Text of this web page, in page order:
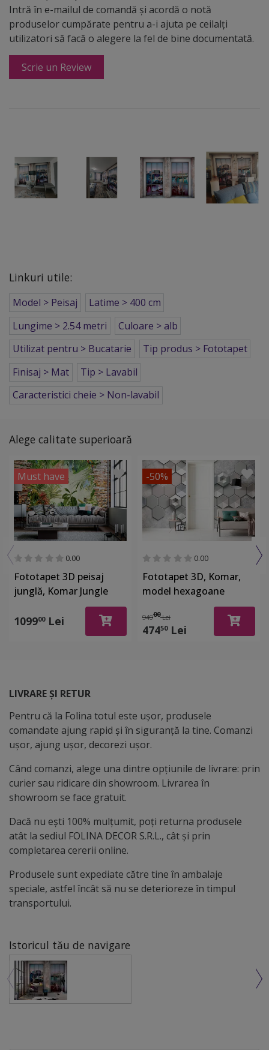
Intră în e-mailul de comandă și acordă o notă
produselor cumpărate pentru a-i ajuta pe ceilalți
utilizatori să facă o alegere la fel de bine documentată.
Scrie un Review
Linkuri utile:
Model > Peisaj
Latime > 400 cm
Lungime > 2.54 metri
Culoare > alb
Utilizat pentru > Bucatarie
Tip produs > Fototapet
Finisaj > Mat
Tip > Lavabil
Caracteristici cheie > Non-lavabil
Alege calitate superioară
Must have
0.00
Fototapet 3D peisaj
junglă, Komar Jungle
View Bricklane – Decor
exotic cu vegetație
luxuriantă și efect de
109900Lei
-50%
0.00
Fototapet 3D, Komar,
model hexagoane
metalice, Komar, gri -
400x250 cm
94900Lei
47450Lei
LIVRARE ȘI RETUR
Pentru că la Folina totul este ușor, produsele
comandate ajung rapid și în siguranță la tine. Comanzi
ușor, ajung ușor, decorezi ușor.
Când comanzi, alege una dintre opțiunile de livrare: prin
curier sau ridicare din showroom. Livrarea în
showroom se face gratuit.
Dacă nu ești 100% mulțumit, poți returna produsele
atât la sediul FOLINA DECOR S.R.L., cât și prin
completarea cererii online.
Produsele sunt expediate către tine în ambalaje
speciale, astfel încât să nu se deterioreze în timpul
transportului.
Istoricul tău de navigare